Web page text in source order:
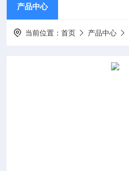
产品中心
当前位置：首页 产品中心